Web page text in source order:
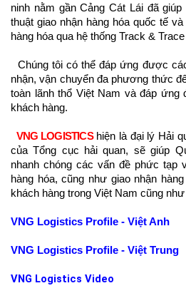
ninh nằm gần Cảng Cát Lái đã
thuật giao nhận hàng hóa quốc tế
hàng hóa qua hệ thống Track &
Chúng tôi có thể đáp ứng được
nhận, vận chuyển đa phương thức
toàn lãnh thổ Việt Nam và đáp
khách hàng.
VNG LOGISTICShiện là đại lý Hải
của Tổng cục hải quan, sẽ giúp
nhanh chóng các vấn đề phức tạp
hàng hóa, cũng như giao nhận
khách hàng trong Việt Nam cũng
VNG Logistics Profile - Việt Anh
VNG Logistics Profile - Việt Trung
VNG Logistics Video